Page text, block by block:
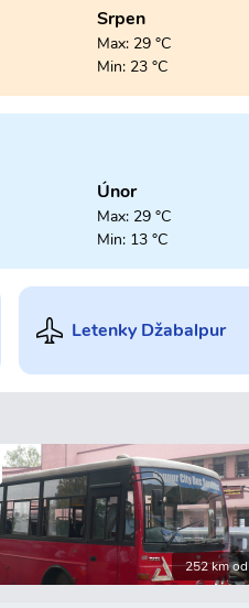
Srpen
Max: 29 °C
Min: 23 °C
Únor
Max: 29 °C
Min: 13 °C
Letenky Džabalpur
252 km od